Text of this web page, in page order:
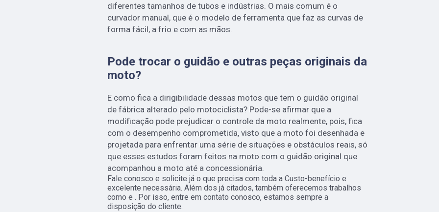
diferentes tamanhos de tubos e indústrias. O mais comum é o
curvador manual, que é o modelo de ferramenta que faz as curvas de
forma fácil, a frio e com as mãos.
Pode trocar o guidão e outras peças originais da
moto?
E como fica a dirigibilidade dessas motos que tem o guidão original
de fábrica alterado pelo motociclista? Pode-se afirmar que a
modificação pode prejudicar o controle da moto realmente, pois, fica
com o desempenho comprometida, visto que a moto foi desenhada e
projetada para enfrentar uma série de situações e obstáculos reais, só
que esses estudos foram feitos na moto com o guidão original que
acompanhou a moto até a concessionária.
Fale conosco e solicite já o que precisa com toda a Custo-benefício e
excelente necessária. Além dos já citados, também oferecemos trabalhos
como e . Por isso, entre em contato conosco, estamos sempre a
disposição do cliente.